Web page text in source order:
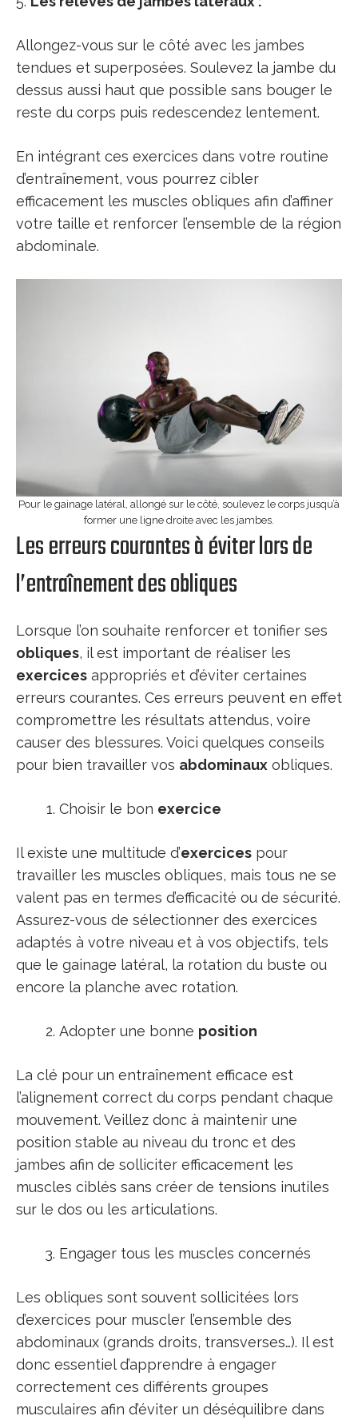
Allongez-vous sur le côté avec les jambes
tendues et superposées. Soulevez la jambe du
dessus aussi haut que possible sans bouger le
reste du corps puis redescendez lentement.
En intégrant ces exercices dans votre routine
d’entraînement, vous pourrez cibler
efficacement les muscles obliques afin d’affiner
votre taille et renforcer l’ensemble de la région
abdominale.
Pour le gainage latéral, allongé sur le côté, soulevez le corps jusqu’à
former une ligne droite avec les jambes.
Les erreurs courantes à éviter lors de
l’entraînement des obliques
Lorsque l’on souhaite renforcer et tonifier ses
obliques, il est important de réaliser les
exercices appropriés et d’éviter certaines
erreurs courantes. Ces erreurs peuvent en effet
compromettre les résultats attendus, voire
causer des blessures. Voici quelques conseils
pour bien travailler vos abdominaux obliques.
Choisir le bon exercice
Il existe une multitude d’exercices pour
travailler les muscles obliques, mais tous ne se
valent pas en termes d’efficacité ou de sécurité.
Assurez-vous de sélectionner des exercices
adaptés à votre niveau et à vos objectifs, tels
que le gainage latéral, la rotation du buste ou
encore la planche avec rotation.
Adopter une bonne position
La clé pour un entraînement efficace est
l’alignement correct du corps pendant chaque
mouvement. Veillez donc à maintenir une
position stable au niveau du tronc et des
jambes afin de solliciter efficacement les
muscles ciblés sans créer de tensions inutiles
sur le dos ou les articulations.
Engager tous les muscles concernés
Les obliques sont souvent sollicitées lors
d’exercices pour muscler l’ensemble des
abdominaux (grands droits, transverses…). Il est
donc essentiel d’apprendre à engager
correctement ces différents groupes
musculaires afin d’éviter un déséquilibre dans